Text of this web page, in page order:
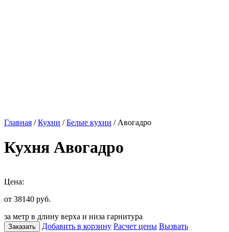
Главная /Кухни /Белые кухни / Авогадро
Кухня Авогадро
Цена:
от 38140 руб.
за метр в длину верха и низа гарнитура
Заказать Добавить в корзину Расчет цены Вызвать